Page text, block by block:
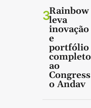
3Rainbow
leva
inovação
e
portfólio
completo
ao
Congress
o Andav